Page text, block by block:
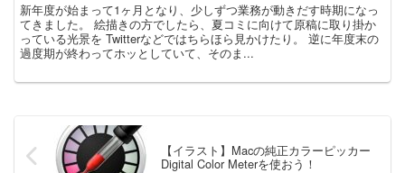
新年度が始まって1ヶ月となり、少しずつ業務が動きだす時期になっ
てきました。 絵描きの方でしたら、夏コミに向けて原稿に取り掛か
っている光景を Twitterなどではちらほら見かけたり。 逆に年度末の
過度期が終わってホッとしていて、そのま...
【イラスト】Macの純正カラーピッカー
Digital Color Meterを使おう！